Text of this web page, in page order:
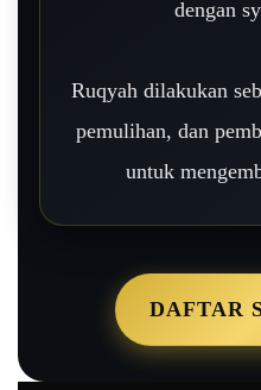
dengan
Ruqyah dilakukan
pemulihan, dan
untuk
DAFTAR